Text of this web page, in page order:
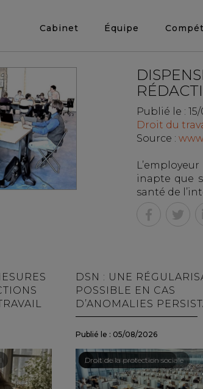
Cabinet Équipe
Publié le :
Droit du
Source :
inapte que
santé de
DSN : UNE
POSSIBLE EN CAS
D’ANOMALIES
Publié le : 05/08/2026
Droit du travail - Salariés
/Droit de la protection sociale